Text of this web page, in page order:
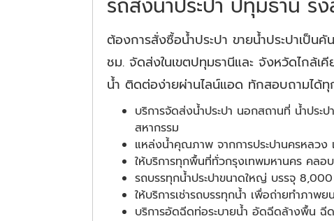
ต้องการสั่งซื้อน้ำประปา ขายน้ำประปาเป็น
ชม. จัดส่งในเขตปทุมธานีและ จังหวัดไกล้เ
น้ำ ติดต่อง่ายผ่านไลน์แอด ทักสอบถามได้
บริการจัดส่งน้ำประปา นอกสถานที่ น้ำประ
สหากรรม
แหล่งน้ำคุณภาพ จากการประปานครหลวง
ให้บริการทุกพื้นที่ทั่วกรุงเทพมหานคร คล
รถบรรทุกน้ำประปาขนาดใหญ่ บรรจุ
ให้บริการเช่ารถบรรทุกน้ำ เพื่อถ่ายทำภาพ
บริการอัดฉีดท่อระบายน้ำ อัดฉีดล้างพื้น ฉี